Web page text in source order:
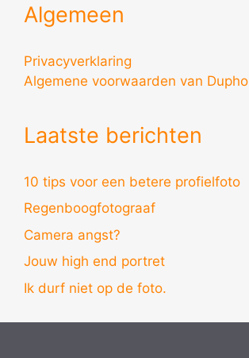
Algemeen
Privacyverklaring
Algemene voorwaarden van Dupho
Laatste berichten
10 tips voor een betere profielfoto
Regenboogfotograaf
Camera angst?
Jouw high end portret
Ik durf niet op de foto.